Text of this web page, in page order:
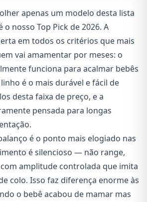
apenas um modelo desta lista
o nosso Top Pick de 2026. A
em todos os critérios que mais
vai amamentar por meses: o
funciona para acalmar bebês
é o mais durável e fácil de
desta faixa de preço, e a
pensada para longas
é o ponto mais elogiado nas
é silencioso — não range,
amplitude controlada que imita
colo. Isso faz diferença enorme às
o bebê acabou de mamar mas